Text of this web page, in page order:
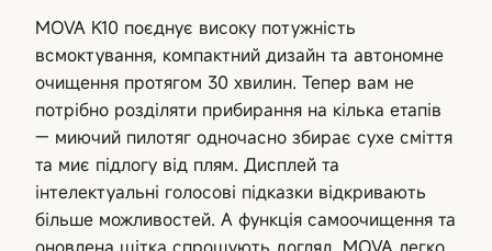
MOVA K10 поєднує високу потужність
всмоктування, компактний дизайн та автономне
очищення протягом 30 хвилин. Тепер вам не
потрібно розділяти прибирання на кілька етапів
— миючий пилотяг одночасно збирає сухе сміття
та миє підлогу від плям. Дисплей та
інтелектуальні голосові підказки відкривають
більше можливостей. А функція самоочищення та
оновлена щітка спрощують догляд. MOVA легко